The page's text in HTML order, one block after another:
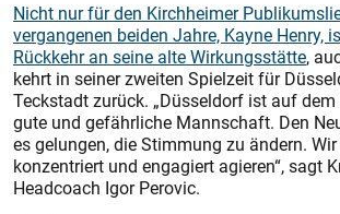
Nicht nur für den Kirchheimer
vergangenen beiden Jahre, Kayne Henry,
Rückkehr an seine alte Wirkungsstätte,
kehrt in seiner zweiten Spielzeit für
Teckstadt zurück. „Düsseldorf ist auf dem
gute und gefährliche Mannschaft. Den
es gelungen, die Stimmung zu ändern.
konzentriert und engagiert agieren“, sagt
Headcoach Igor Perovic.